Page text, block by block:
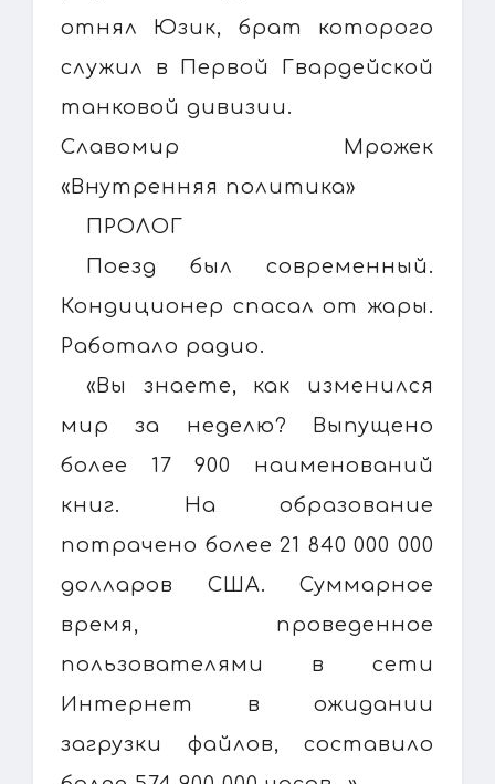
отнял Юзик, брат которого
служил в Первой Гвардейской
танковой дивизии.
Славомир Мрожек
«Внутренняя политика»
ПРОЛОГ
Поезд был современный.
Кондиционер спасал от жары.
Работало радио.
«Вы знаете, как изменился
мир за неделю? Выпущено
более 17 900 наименований
книг. На образование
потрачено более 21 840 000 000
долларов США. Суммарное
время, проведенное
пользователями в сети
Интернет в ожидании
загрузки файлов, составило